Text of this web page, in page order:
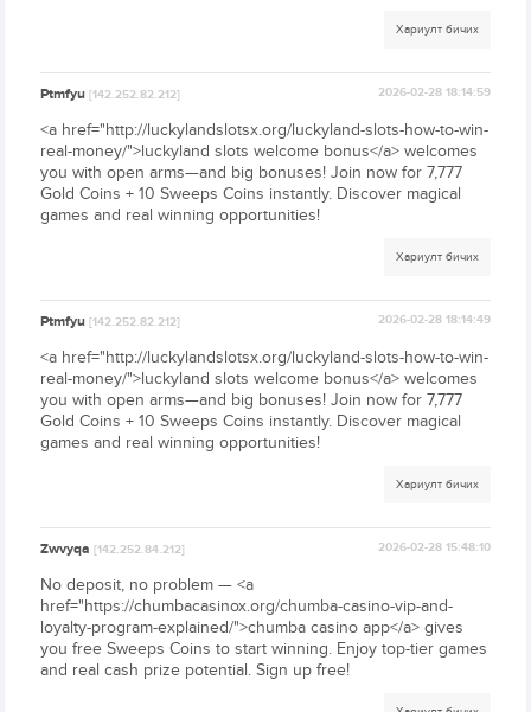
Хариулт бичих
Ptmfyu[142.252.82.212] 2026-02-28 18:14:59
<a href="http://luckylandslotsx.org/luckyland-slots-how-to-win-
real-money/">luckyland slots welcome bonus</a> welcomes
you with open arms—and big bonuses! Join now for 7,777
Gold Coins + 10 Sweeps Coins instantly. Discover magical
games and real winning opportunities!
Хариулт бичих
Ptmfyu[142.252.82.212] 2026-02-28 18:14:49
<a href="http://luckylandslotsx.org/luckyland-slots-how-to-win-
real-money/">luckyland slots welcome bonus</a> welcomes
you with open arms—and big bonuses! Join now for 7,777
Gold Coins + 10 Sweeps Coins instantly. Discover magical
games and real winning opportunities!
Хариулт бичих
Zwvyqa[142.252.84.212] 2026-02-28 15:48:10
No deposit, no problem — <a
href="https://chumbacasinox.org/chumba-casino-vip-and-
loyalty-program-explained/">chumba casino app</a> gives
you free Sweeps Coins to start winning. Enjoy top-tier games
and real cash prize potential. Sign up free!